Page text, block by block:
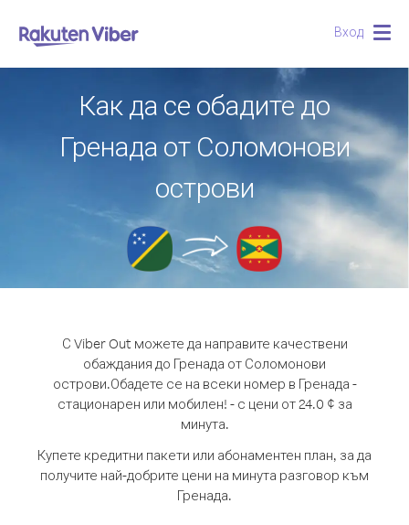
Вход
Как да се обадите до
Гренада от Соломонови
острови
С Viber Out можете да направите качествени
обаждания до Гренада от Соломонови
острови.Обадете се на всеки номер в Гренада -
стационарен или мобилен! - с цени от 24.0 ¢ за
минута.
Купете кредитни пакети или абонаментен план, за да
получите най-добрите цени на минута разговор към
Гренада.